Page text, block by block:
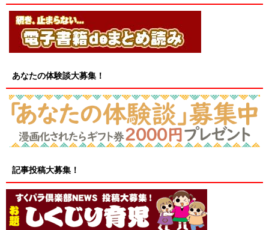
あなたの体験談大募集！
記事投稿大募集！